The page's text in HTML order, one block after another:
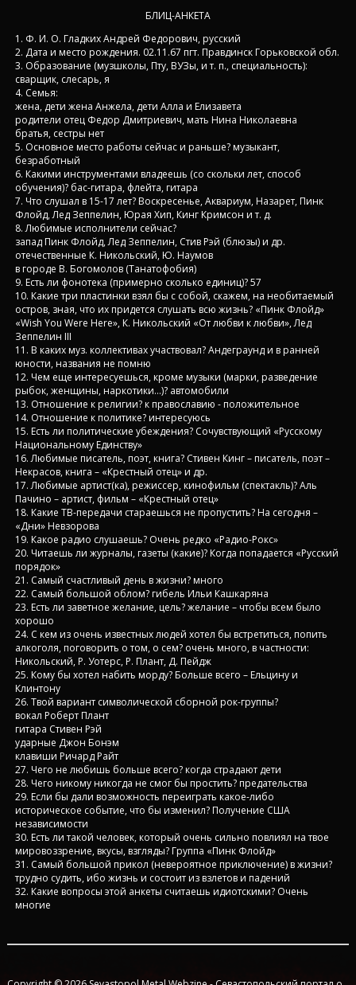
БЛИЦ-АНКЕТА
1. Ф. И. О. Гладких Андрей Федорович, русский
2. Дата и место рождения. 02.11.67 пгт. Правдинск Горьковской обл.
3. Образование (музшколы, Пту, ВУЗы, и т. п., специальность):
сварщик, слесарь, я
4. Семья:
жена, дети жена Анжела, дети Алла и Елизавета
родители отец Федор Дмитриевич, мать Нина Николаевна
братья, сестры нет
5. Основное место работы сейчас и раньше? музыкант,
безработный
6. Какими инструментами владеешь (со скольки лет, способ
обучения)? бас-гитара, флейта, гитара
7. Что слушал в 15-17 лет? Воскресенье, Аквариум, Назарет, Пинк
Флойд, Лед Зеппелин, Юрая Хип, Кинг Кримсон и т. д.
8. Любимые исполнители сейчас?
запад Пинк Флойд, Лед Зеппелин, Стив Рэй (блюзы) и др.
отечественные К. Никольский, Ю. Наумов
в городе В. Богомолов (Танатофобия)
9. Есть ли фонотека (примерно сколько единиц)? 57
10. Какие три пластинки взял бы с собой, скажем, на необитаемый
остров, зная, что их придется слушать всю жизнь? «Пинк Флойд»
«Wish You Were Here», К. Никольский «От любви к любви», Лед
Зеппелин III
11. В каких муз. коллективах участвовал? Андеграунд и в ранней
юности, названия не помню
12. Чем еще интересуешься, кроме музыки (марки, разведение
рыбок, женщины, наркотики...)? автомобили
13. Отношение к религии? к православию - положительное
14. Отношение к политике? интересуюсь
15. Есть ли политические убеждения? Сочувствующий «Русскому
Национальному Единству»
16. Любимые писатель, поэт, книга? Стивен Кинг – писатель, поэт –
Некрасов, книга – «Крестный отец» и др.
17. Любимые артист(ка), режиссер, кинофильм (спектакль)? Аль
Пачино – артист, фильм – «Крестный отец»
18. Какие ТВ-передачи стараешься не пропустить? На сегодня –
«Дни» Невзорова
19. Какое радио слушаешь? Очень редко «Радио-Рокс»
20. Читаешь ли журналы, газеты (какие)? Когда попадается «Русский
порядок»
21. Самый счастливый день в жизни? много
22. Самый большой облом? гибель Ильи Кашкаряна
23. Есть ли заветное желание, цель? желание – чтобы всем было
хорошо
24. С кем из очень известных людей хотел бы встретиться, попить
алкоголя, поговорить о том, о сем? очень много, в частности:
Никольский, Р. Уотерс, Р. Плант, Д. Пейдж
25. Кому бы хотел набить морду? Больше всего – Ельцину и
Клинтону
26. Твой вариант символической сборной рок-группы?
вокал Роберт Плант
гитара Стивен Рэй
ударные Джон Бонэм
клавиши Ричард Райт
27. Чего не любишь больше всего? когда страдают дети
28. Чего никому никогда не смог бы простить? предательства
29. Если бы дали возможность переиграть какое-либо
историческое событие, что бы изменил? Получение США
независимости
30. Есть ли такой человек, который очень сильно повлиял на твое
мировоззрение, вкусы, взгляды? Группа «Пинк Флойд»
31. Самый большой прикол (невероятное приключение) в жизни?
трудно судить, ибо жизнь и состоит из взлетов и падений
32. Какие вопросы этой анкеты считаешь идиотскими? Очень
многие